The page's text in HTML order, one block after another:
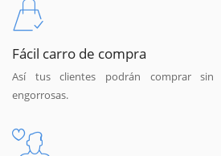
Fácil carro de compra
Así tus clientes podrán comprar sin
engorrosas.